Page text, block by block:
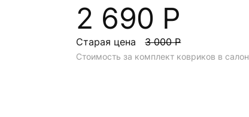
2 690 Р
Старая цена 3 000 Р
Стоимость за комплект ковриков в салон